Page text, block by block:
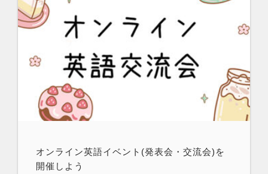
オンライン英語イベント(発表会・交流会)を
開催しよう